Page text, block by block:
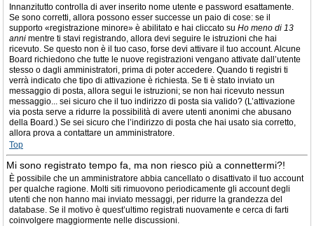
Innanzitutto controlla di aver inserito nome utente e password esattamente.
Se sono corretti, allora possono esser successe un paio di cose: se il
supporto «registrazione minore» è abilitato e hai cliccato su Ho meno di 13
anni mentre ti stavi registrando, allora devi seguire le istruzioni che hai
ricevuto. Se questo non è il tuo caso, forse devi attivare il tuo account. Alcune
Board richiedono che tutte le nuove registrazioni vengano attivate dall’utente
stesso o dagli amministratori, prima di poter accedere. Quando ti registri ti
verrà indicato che tipo di attivazione è richiesta. Se ti è stato inviato un
messaggio di posta, allora segui le istruzioni; se non hai ricevuto nessun
messaggio... sei sicuro che il tuo indirizzo di posta sia valido? (L’attivazione
via posta serve a ridurre la possibilità di avere utenti anonimi che abusano
della Board.) Se sei sicuro che l’indirizzo di posta che hai usato sia corretto,
allora prova a contattare un amministratore.
Top
Mi sono registrato tempo fa, ma non riesco più a connettermi?!
È possibile che un amministratore abbia cancellato o disattivato il tuo account
per qualche ragione. Molti siti rimuovono periodicamente gli account degli
utenti che non hanno mai inviato messaggi, per ridurre la grandezza del
database. Se il motivo è quest’ultimo registrati nuovamente e cerca di farti
coinvolgere maggiormente nelle discussioni.